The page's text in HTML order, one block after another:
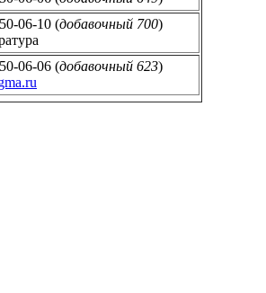
06-10 (добавочный 700)
06-06 (добавочный 623)